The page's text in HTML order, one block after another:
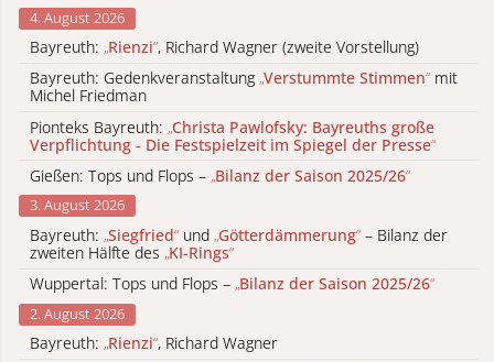
4. August 2026
Bayreuth: „Rienzi“, Richard Wagner (zweite Vorstellung)
Bayreuth: Gedenkveranstaltung „Verstummte Stimmen“ mit
Michel Friedman
Pionteks Bayreuth: „Christa Pawlofsky: Bayreuths große
Verpflichtung - Die Festspielzeit im Spiegel der Presse“
Gießen: Tops und Flops – „Bilanz der Saison 2025/26“
3. August 2026
Bayreuth: „Siegfried“ und „Götterdämmerung“ – Bilanz der
zweiten Hälfte des „KI-Rings“
Wuppertal: Tops und Flops – „Bilanz der Saison 2025/26“
2. August 2026
Bayreuth: „Rienzi“, Richard Wagner